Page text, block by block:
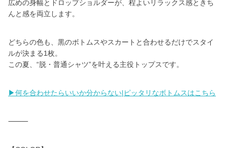
広めの身幅とドロップショルダーが、程よいリラックス感ときち
んと感を両立します。
どちらの色も、黒のボトムスやスカートと合わせるだけでスタイ
ルが決まる1枚。
この夏、“脱・普通シャツ”を叶える主役トップスです。
▶何を合わせたらいいか分からない|ピッタリなボトムスはこちら
⸻